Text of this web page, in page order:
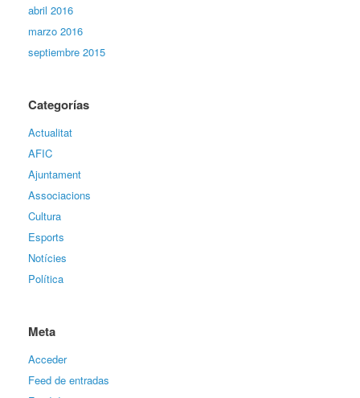
abril 2016
marzo 2016
septiembre 2015
Categorías
Actualitat
AFIC
Ajuntament
Associacions
Cultura
Esports
Notícies
Política
Meta
Acceder
Feed de entradas